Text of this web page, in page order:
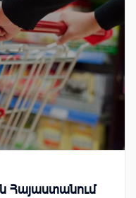
Հայաստանում